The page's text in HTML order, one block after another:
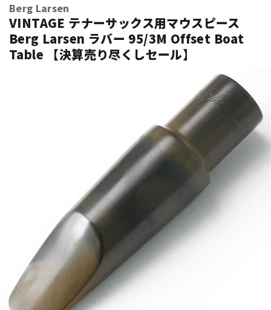
エレキギター アコギ/エレアコ
ウクレレ
パーカッション
キーボード 電子ピアノ
管楽器 その他楽器
アンプ
Berg Larsen
VINTAGE テナーサックス用マウスピース
Berg Larsen ラバー 95/3M Offset Boat
Table 【決算売り尽くしセール】